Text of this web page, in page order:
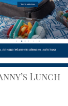
Lunch